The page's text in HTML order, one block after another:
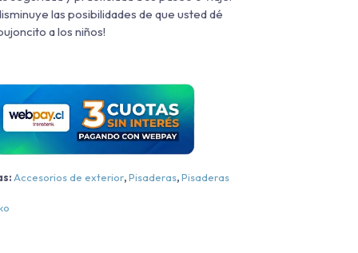
las posibilidades de que usted dé
a los niños!
Accesorios de exterior,Pisaderas,Pisaderas